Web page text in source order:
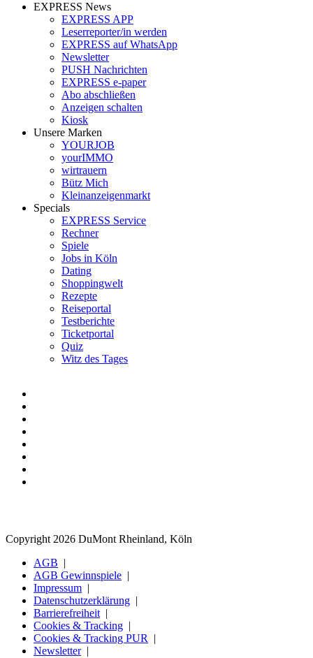
EXPRESS News
EXPRESS APP
Leserreporter/in werden
EXPRESS auf WhatsApp
Newsletter
PUSH Nachrichten
EXPRESS e-paper
Abo abschließen
Anzeigen schalten
Kiosk
Unsere Marken
YOURJOB
yourIMMO
wirtrauern
Bütz Mich
Kleinanzeigenmarkt
Specials
EXPRESS Service
Rechner
Spiele
Jobs in Köln
Dating
Shoppingwelt
Rezepte
Reiseportal
Testberichte
Ticketportal
Quiz
Witz des Tages
Copyright 2026 DuMont Rheinland, Köln
AGB
AGB Gewinnspiele
Impressum
Datenschutzerklärung
Barrierefreiheit
Cookies & Tracking
Cookies & Tracking PUR
Newsletter